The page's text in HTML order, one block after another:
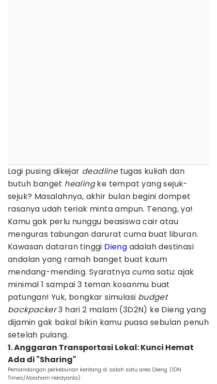
Lagi pusing dikejar deadlinetugas kuliah dan
butuh banget healingke tempat yang sejuk-
sejuk? Masalahnya, akhir bulan begini dompet
rasanya udah teriak minta ampun. Tenang, ya!
Kamu gak perlu nunggu beasiswa cair atau
menguras tabungan darurat cuma buat liburan.
Kawasan dataran tinggi Dieng adalah destinasi
andalan yang ramah banget buat kaum
mendang-mending. Syaratnya cuma satu: ajak
minimal 1 sampai 3 teman kosanmu buat
patungan! Yuk, bongkar simulasi budget
backpacker3 hari 2 malam (3D2N) ke Dieng yang
dijamin gak bakal bikin kamu puasa sebulan penuh
setelah pulang.
1. Anggaran Transportasi Lokal: Kunci Hemat
Ada di "Sharing"
Pemandangan perkebunan kentang di salah satu area Dieng. (IDN
Times/Abraham Herdyanto)